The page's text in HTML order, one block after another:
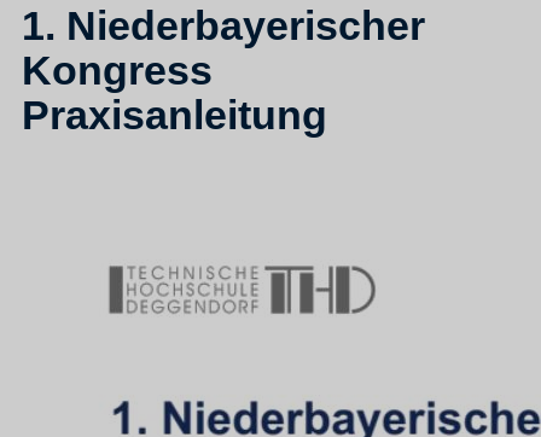
1. Niederbayerischer
Kongress
Praxisanleitung